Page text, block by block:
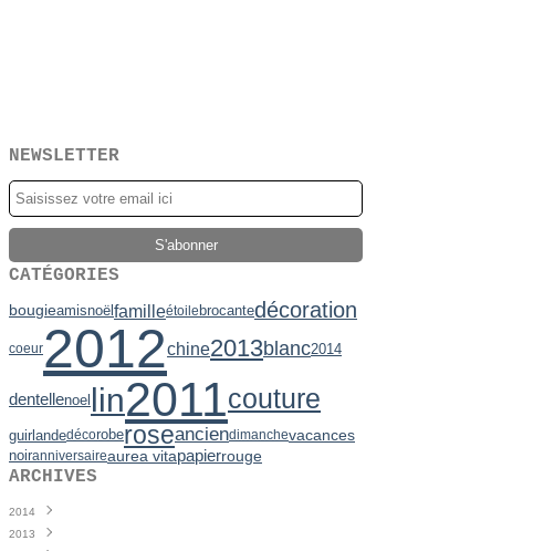
NEWSLETTER
CATÉGORIES
bougieamisnoël familleétoilebrocantedécoration
coeur2012chine2013blanc2014
dentellenoel lin2011couture
guirlandedécoroberoseanciendimanchevacances
noiranniversaireaurea vitapapierrouge
ARCHIVES
2014
Juin
2013